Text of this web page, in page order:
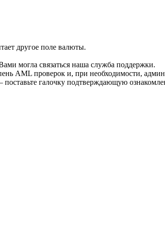
другое поле валюты.
могла связаться наша служба поддержки.
AML проверок и, при необходимости,
галочку подтверждающую